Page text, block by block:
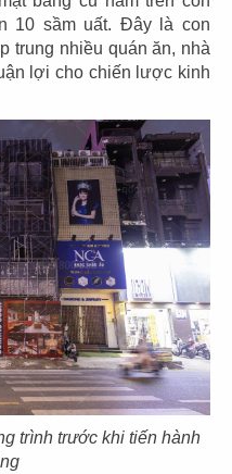
10 sầm uất. Đây là con
trung nhiều quán ăn, nhà
lợi cho chiến lược kinh
trình trước khi tiến hành
80
CN Quốc Hương - Q.2
82
BARTELS
CN Sonatus Building